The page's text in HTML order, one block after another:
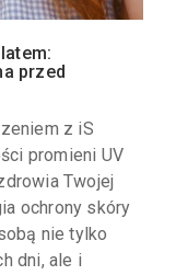
przed
z iS
promieni UV
Twojej
ochrony skóry
nie tylko
dni, ale i